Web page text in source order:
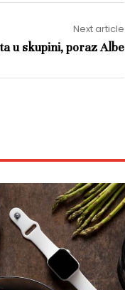
Next article
u skupini, poraz Albe